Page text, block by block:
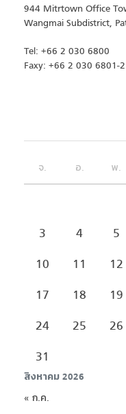
944 Mitrtown Office
Wangmai Subdistrict,
Tel: +66 2 030 6800
Faxy: +66 2 030 6801-2
สิงหาคม 2026
จ. อ. พ.
3 4 5
10 11 12
17 18 19
24 25 26
31
« ก.ค.